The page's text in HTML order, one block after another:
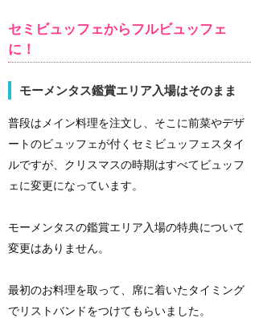
セミビュッフェからフルビュッフェ
に！
モーメンタス鑑賞エリア入場はそのまま
普段はメイン料理を注文し、そこに前菜やデザ
ートのビュッフェが付くセミビュッフェスタイ
ルですが、クリスマスの時期はすべてビュッフ
ェに変更になっています。
モーメンタスの鑑賞エリア入場の特典について
変更はありません。
最初のお料理を取って、席に着いたタイミング
でリストバンドをつけてもらいました。